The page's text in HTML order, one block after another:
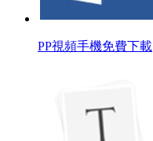
PP視頻手機免費下載